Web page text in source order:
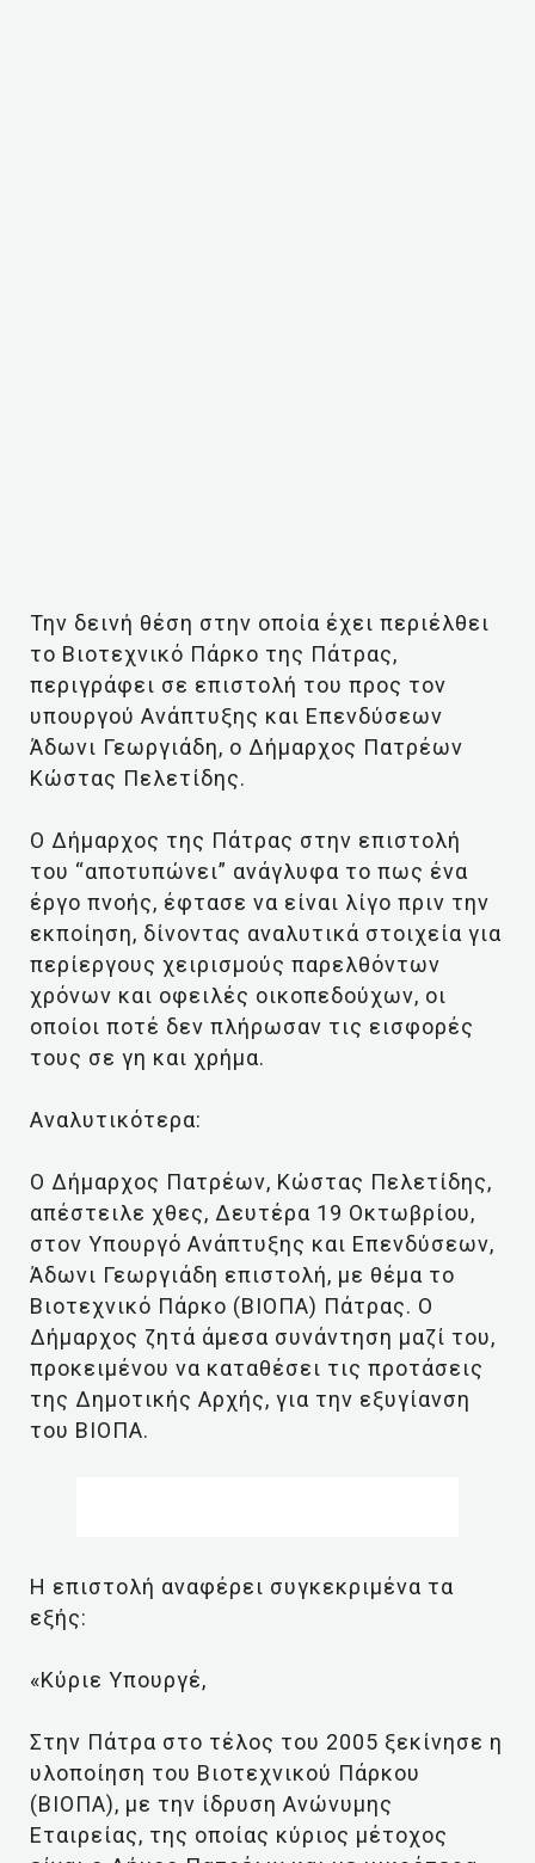
Την δεινή θέση στην οποία έχει περιέλθει
το Βιοτεχνικό Πάρκο της Πάτρας,
περιγράφει σε επιστολή του προς τον
υπουργού Ανάπτυξης και Επενδύσεων
Άδωνι Γεωργιάδη, ο Δήμαρχος Πατρέων
Κώστας Πελετίδης.
Ο Δήμαρχος της Πάτρας στην επιστολή
του “αποτυπώνει” ανάγλυφα το πως ένα
έργο πνοής, έφτασε να είναι λίγο πριν την
εκποίηση, δίνοντας αναλυτικά στοιχεία για
περίεργους χειρισμούς παρελθόντων
χρόνων και οφειλές οικοπεδούχων, οι
οποίοι ποτέ δεν πλήρωσαν τις εισφορές
τους σε γη και χρήμα.
Αναλυτικότερα:
Ο Δήμαρχος Πατρέων, Κώστας Πελετίδης,
απέστειλε χθες, Δευτέρα 19 Οκτωβρίου,
στον Υπουργό Ανάπτυξης και Επενδύσεων,
Άδωνι Γεωργιάδη επιστολή, με θέμα το
Βιοτεχνικό Πάρκο (ΒΙΟΠΑ) Πάτρας. Ο
Δήμαρχος ζητά άμεσα συνάντηση μαζί του,
προκειμένου να καταθέσει τις προτάσεις
της Δημοτικής Αρχής, για την εξυγίανση
του ΒΙΟΠΑ.
Η επιστολή αναφέρει συγκεκριμένα τα
εξής:
«Κύριε Υπουργέ,
Στην Πάτρα στο τέλος του 2005 ξεκίνησε η
υλοποίηση του Βιοτεχνικού Πάρκου
(ΒΙΟΠΑ), με την ίδρυση Ανώνυμης
Εταιρείας, της οποίας κύριος μέτοχος